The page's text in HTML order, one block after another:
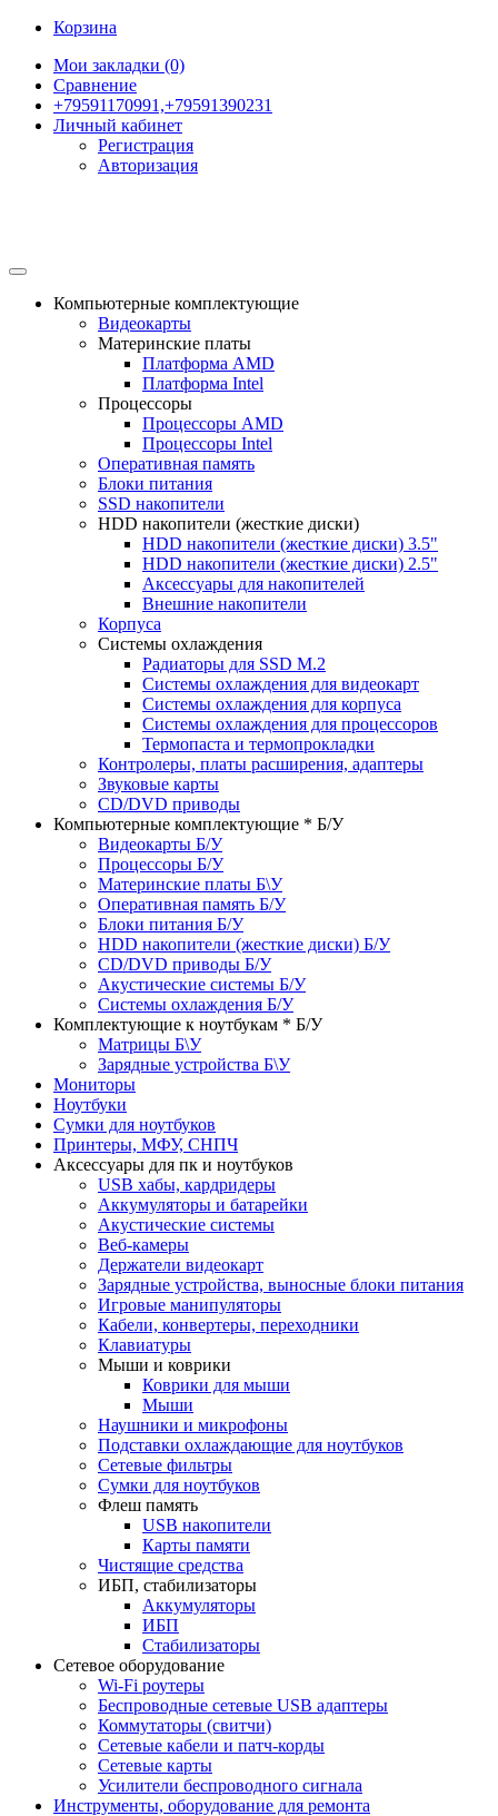
Корзина
Мои закладки (0)
Сравнение
+79591170991,+79591390231
Личный кабинет
Регистрация
Авторизация
Компьютерные комплектующие
Видеокарты
Материнские платы
Платформа AMD
Платформа Intel
Процессоры
Процессоры AMD
Процессоры Intel
Оперативная память
Блоки питания
SSD накопители
HDD накопители (жесткие диски)
HDD накопители (жесткие диски) 3.5"
HDD накопители (жесткие диски) 2.5"
Аксессуары для накопителей
Внешние накопители
Корпуса
Системы охлаждения
Радиаторы для SSD M.2
Системы охлаждения для видеокарт
Системы охлаждения для корпуса
Системы охлаждения для процессоров
Термопаста и термопрокладки
Контролеры, платы расширения, адаптеры
Звуковые карты
CD/DVD приводы
Компьютерные комплектующие * Б/У
Видеокарты Б/У
Процессоры Б/У
Материнские платы Б\У
Оперативная память Б/У
Блоки питания Б/У
HDD накопители (жесткие диски) Б/У
CD/DVD приводы Б/У
Акустические системы Б/У
Системы охлаждения Б/У
Комплектующие к ноутбукам * Б/У
Матрицы Б\У
Зарядные устройства Б\У
Мониторы
Ноутбуки
Сумки для ноутбуков
Принтеры, МФУ, СНПЧ
Аксессуары для пк и ноутбуков
USB хабы, кардридеры
Аккумуляторы и батарейки
Акустические системы
Веб-камеры
Держатели видеокарт
Зарядные устройства, выносные блоки питания
Игровые манипуляторы
Кабели, конвертеры, переходники
Клавиатуры
Мыши и коврики
Коврики для мыши
Мыши
Наушники и микрофоны
Подставки охлаждающие для ноутбуков
Сетевые фильтры
Сумки для ноутбуков
Флеш память
USB накопители
Карты памяти
Чистящие средства
ИБП, стабилизаторы
Аккумуляторы
ИБП
Стабилизаторы
Сетевое оборудование
Wi-Fi роутеры
Беспроводные сетевые USB адаптеры
Коммутаторы (свитчи)
Сетевые кабели и патч-корды
Сетевые карты
Усилители беспроводного сигнала
Инструменты, оборудование для ремонта